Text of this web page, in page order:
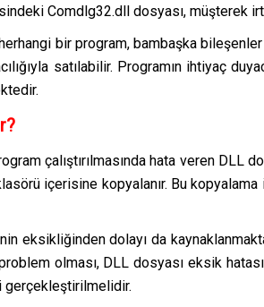
Comdlg32.dll dosyası, müşterek
bir program, bambaşka
satılabilir. Programın ihtiyaç
çalıştırılmasında hata veren DLL
içerisine kopyalanır. Bu
eksikliğinden dolayı da
olması, DLL dosyası eksik
gerçekleştirilmelidir.